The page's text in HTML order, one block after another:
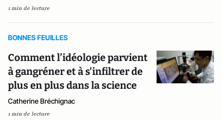
1 min de lecture
BONNES FEUILLES
Comment l’idéologie parvient
à gangréner et à s’infiltrer de
plus en plus dans la science
Catherine Bréchignac
1 min de lecture